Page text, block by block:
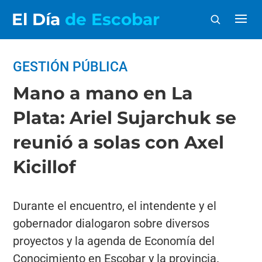
El Día de Escobar
GESTIÓN PÚBLICA
Mano a mano en La
Plata: Ariel Sujarchuk se
reunió a solas con Axel
Kicillof
Durante el encuentro, el intendente y el
gobernador dialogaron sobre diversos
proyectos y la agenda de Economía del
Conocimiento en Escobar y la provincia.